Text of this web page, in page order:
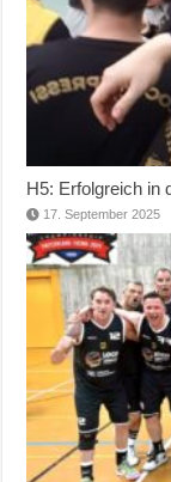
H5: Erfolgreich in
17. September 2025